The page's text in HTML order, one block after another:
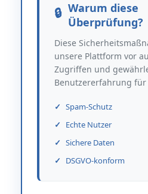
Warum diese
Überprüfung?
Diese
unsere Plattform vor
Zugriffen und
Benutzererfahrung für
Spam-Schutz
Echte Nutzer
Sichere Daten
DSGVO-konform